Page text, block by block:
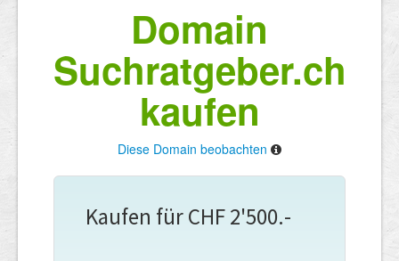
Domain
Suchratgeber.ch
kaufen
Diese Domain beobachten
Kaufen für CHF 2'500.-